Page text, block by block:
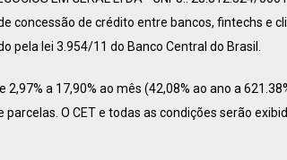
concessão de crédito entre bancos, fintechs
pela lei 3.954/11 do Banco Central do Brasil.
a 17,90% ao mês (42,08% ao ano a
O CET e todas as condições serão